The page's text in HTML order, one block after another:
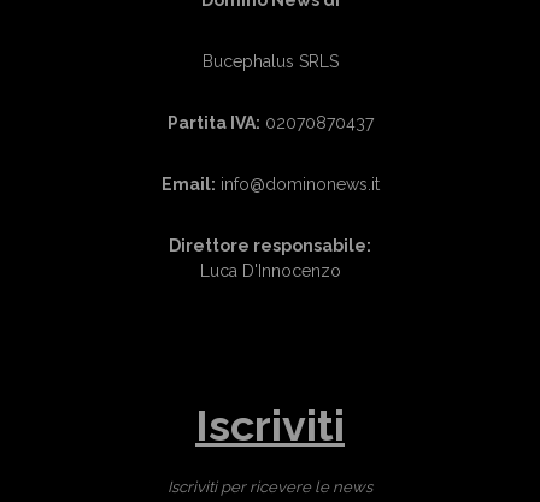
Bucephalus SRLS
Partita IVA: 02070870437
Email: info@dominonews.it
Direttore responsabile:
Luca D'Innocenzo
Iscriviti
Iscriviti per ricevere le news